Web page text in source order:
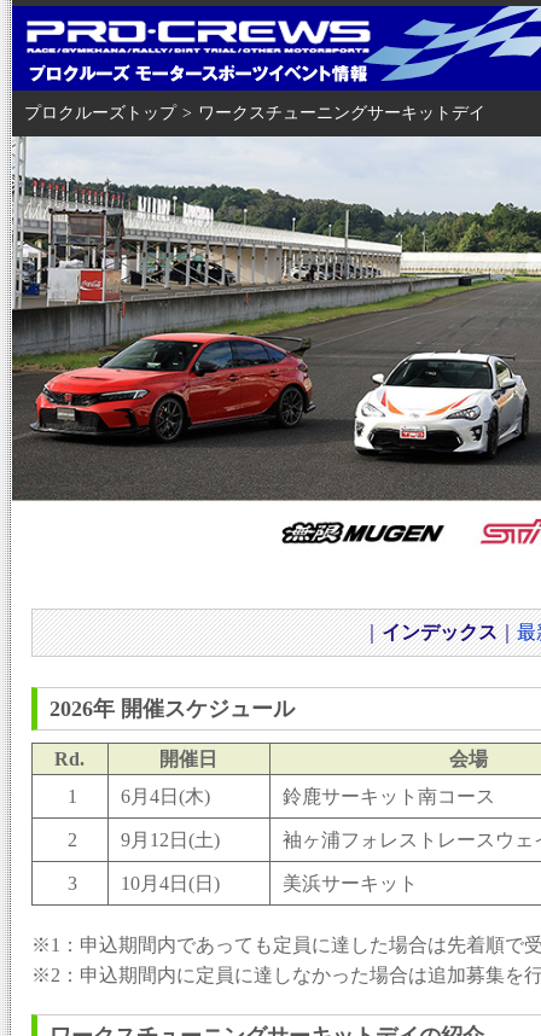
プロクルーズトップ > ワークスチューニングサーキットデイ
｜インデックス｜最
2026年 開催スケジュール
Rd. 開催日
会場
1
6月4日(木) 鈴鹿サーキット南コース
2 9月12日(土) 袖ヶ浦フォレストレースウェ
3 10月4日(日) 美浜サーキット
※1：申込期間内であっても定員に達した場合は先着順で
※2：申込期間内に定員に達しなかった場合は追加募集を